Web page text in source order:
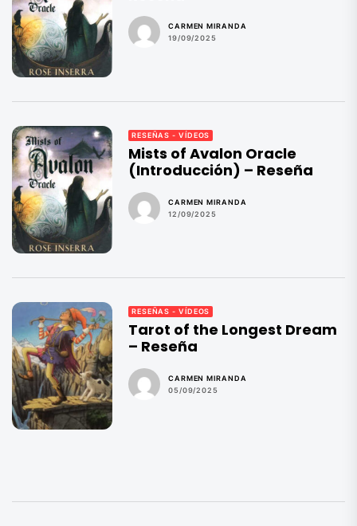
CARMEN MIRANDA
19/09/2025
RESEÑAS - VÍDEOS
Mists of Avalon Oracle
(Introducción) – Reseña
CARMEN MIRANDA
12/09/2025
RESEÑAS - VÍDEOS
Tarot of the Longest Dream
– Reseña
CARMEN MIRANDA
05/09/2025